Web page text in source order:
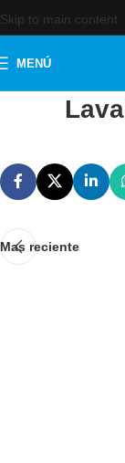
Skip to main content
MENÚ
Mas reciente